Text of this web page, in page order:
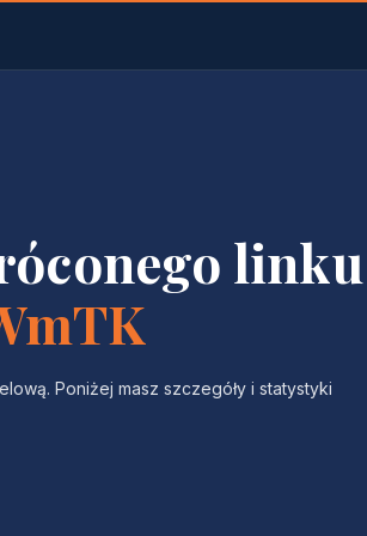
linku
Poniżej masz szczegóły i statystyki